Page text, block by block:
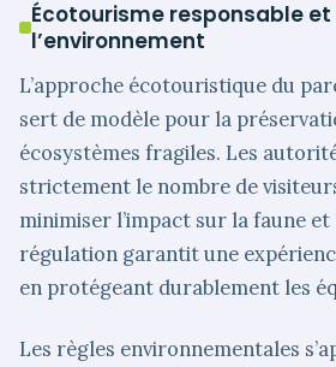
Écotourisme responsable
l’environnement
L’approche écotouristique du
sert de modèle pour la
écosystèmes fragiles. Les
strictement le nombre de
minimiser l’impact sur la faune
régulation garantit une
en protégeant durablement les
Les règles environnementales